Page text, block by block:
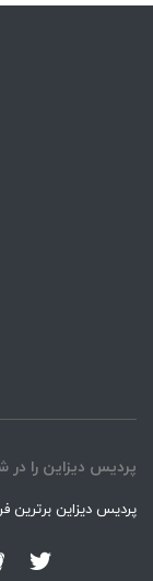
پردیس دیزاین را در
پردیس دیزاین برترین